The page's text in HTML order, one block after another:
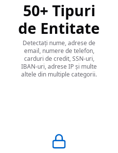
50+ Tipuri
de Entitate
Detectați nume, adrese de
email, numere de telefon,
carduri de credit, SSN-uri,
IBAN-uri, adrese IP și multe
altele din multiple categorii.